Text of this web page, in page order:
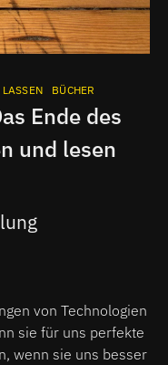
LASSEN BÜCHER
Ende des
und lesen
von Technologien
sie für uns perfekte
wenn sie uns besser